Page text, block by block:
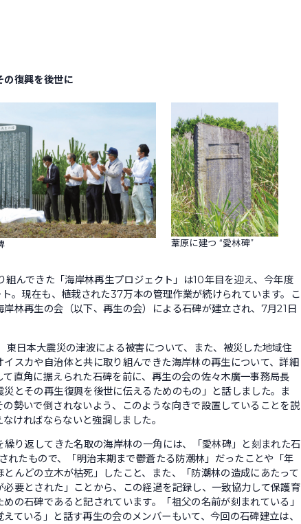
復興を後世に
葦原に建つ “愛林碑”
んできた「海岸林再生プロジェクト」は10年目を迎え、今年度
。現在も、植栽された37万本の管理作業が続けられています。こ
林再生の会（以下、再生の会）による石碑が建立され、7月21日
日本大震災の津波による被害について、また、被災した地域住
スカや自治体と共に取り組んできた海岸林の再生について、詳細
直角に据えられた石碑を前に、再生の会の佐々木廣一事務局長
とその再生復興を後世に伝えるためのもの」と話しました。ま
勢いで倒されないよう、このような向きで設置していることを説
ければならないと強調しました。
り返してきた名取の海岸林の一角には、「愛林碑」と刻まれた石
れたもので、「明治末期まで鬱蒼たる防潮林」だったことや「年
んどの立木が枯死」したこと、また、「防潮林の造成にあたって
要とされた」ことから、この経過を記録し、一致協力して保護育
の石碑であると記されています。「祖父の名前が刻まれている」
えている」と話す再生の会のメンバーもいて、今回の石碑建立は、